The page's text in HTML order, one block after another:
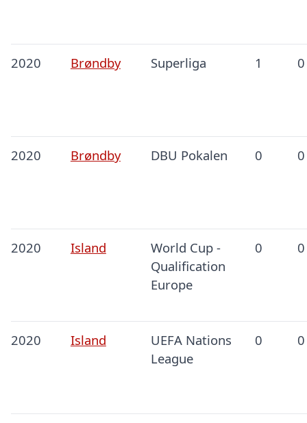
2020 Brøndby Superliga 1 0
2020 Brøndby DBU Pokalen 0 0
2020 Island
World Cup -
Qualification
Europe
0 0
2020 Island
UEFA Nations
League
0 0